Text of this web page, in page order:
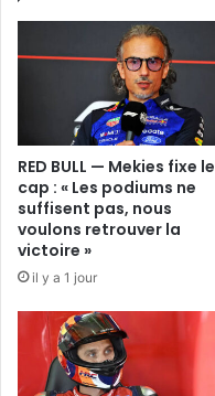
RED BULL — Mekies fixe le
cap : « Les podiums ne
suffisent pas, nous
voulons retrouver la
victoire »
il y a 1 jour